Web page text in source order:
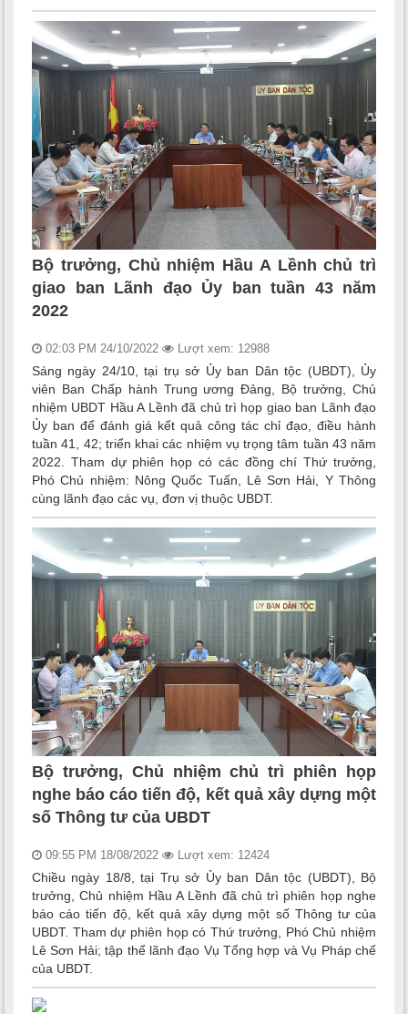
Bộ trưởng, Chủ nhiệm Hầu A Lềnh chủ trì
giao ban Lãnh đạo Ủy ban tuần 43 năm
2022
02:03 PM 24/10/2022 Lượt xem: 12988
Sáng ngày 24/10, tại trụ sở Ủy ban Dân tộc (UBDT), Ủy
viên Ban Chấp hành Trung ương Đảng, Bộ trưởng, Chủ
nhiệm UBDT Hầu A Lềnh đã chủ trì họp giao ban Lãnh đạo
Ủy ban để đánh giá kết quả công tác chỉ đạo, điều hành
tuần 41, 42; triển khai các nhiệm vụ trọng tâm tuần 43 năm
2022. Tham dự phiên họp có các đồng chí Thứ trưởng,
Phó Chủ nhiệm: Nông Quốc Tuấn, Lê Sơn Hải, Y Thông
cùng lãnh đạo các vụ, đơn vị thuộc UBDT.
Bộ trưởng, Chủ nhiệm chủ trì phiên họp
nghe báo cáo tiến độ, kết quả xây dựng một
số Thông tư của UBDT
09:55 PM 18/08/2022 Lượt xem: 12424
Chiều ngày 18/8, tại Trụ sở Ủy ban Dân tộc (UBDT), Bộ
trưởng, Chủ nhiệm Hầu A Lềnh đã chủ trì phiên họp nghe
báo cáo tiến độ, kết quả xây dựng một số Thông tư của
UBDT. Tham dự phiên họp có Thứ trưởng, Phó Chủ nhiệm
Lê Sơn Hải; tập thể lãnh đạo Vụ Tổng hợp và Vụ Pháp chế
của UBDT.